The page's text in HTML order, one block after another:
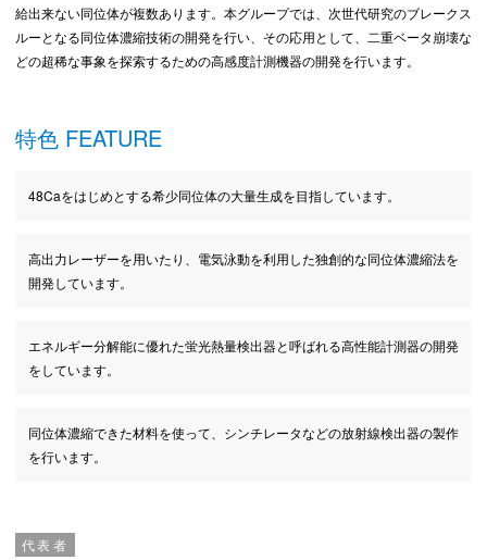
給出来ない同位体が複数あります。本グループでは、次世代研究のブレークス
ルーとなる同位体濃縮技術の開発を行い、その応用として、二重ベータ崩壊な
どの超稀な事象を探索するための高感度計測機器の開発を行います。
特色 FEATURE
48Caをはじめとする希少同位体の大量生成を目指しています。
高出力レーザーを用いたり、電気泳動を利用した独創的な同位体濃縮法を
開発しています。
エネルギー分解能に優れた蛍光熱量検出器と呼ばれる高性能計測器の開発
をしています。
同位体濃縮できた材料を使って、シンチレータなどの放射線検出器の製作
を行います。
代表者